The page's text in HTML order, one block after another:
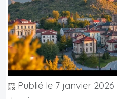
Publié le 7 janvier 2026